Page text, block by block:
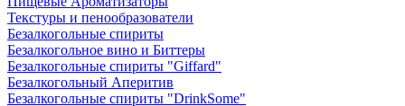
Текстуры и пенообразователи
Безалкогольные спириты
Безалкогольное вино и Биттеры
Безалкогольные спириты "Giffard"
Безалкогольный Аперитив
Безалкогольные спириты "DrinkSome"